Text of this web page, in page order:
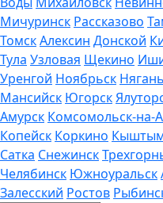
Мичуринск Рассказово
ТомскАлексин Донской
Тула Узловая Щекино
Уренгой Ноябрьск Нягань
Мансийск Югорск
Амурск Комсомольск-на-
Копейск Коркино
Сатка Снежинск
Челябинск Южноуральск
Залесский Ростов